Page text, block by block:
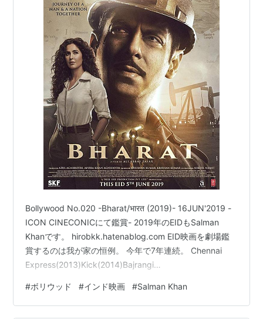
Bollywood No.020 -Bharat/भारत (2019)- 16JUN'2019 -
ICON CINECONICにて鑑賞- 2019年のEIDもSalman
Khanです。 hirobkk.hatenablog.com EID映画を劇場鑑
賞するのは我が家の恒例。 今年で7年連続。 Chennai
Express(2013)Kick(2014)Bajrangi
(2017)Race3(2018) 2013年のChennai Express以外は全
てSalman主演 hirobkk.hatenablog.com…
#ボリウッド #インド映画 #Salman Khan